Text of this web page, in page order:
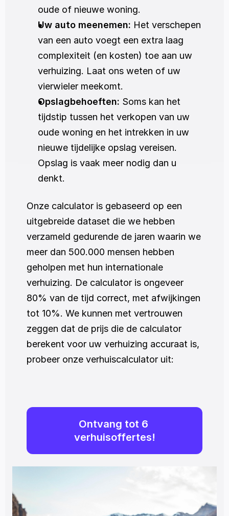
oude of nieuwe woning.
Uw auto meenemen: Het verschepen
van een auto voegt een extra laag
complexiteit (en kosten) toe aan uw
verhuizing. Laat ons weten of uw
vierwieler meekomt.
Opslagbehoeften: Soms kan het
tijdstip tussen het verkopen van uw
oude woning en het intrekken in uw
nieuwe tijdelijke opslag vereisen.
Opslag is vaak meer nodig dan u
denkt.
Onze calculator is gebaseerd op een
uitgebreide dataset die we hebben
verzameld gedurende de jaren waarin we
meer dan 500.000 mensen hebben
geholpen met hun internationale
verhuizing. De calculator is ongeveer
80% van de tijd correct, met afwijkingen
tot 10%. We kunnen met vertrouwen
zeggen dat de prijs die de calculator
berekent voor uw verhuizing accuraat is,
probeer onze verhuiscalculator uit:
Ontvang tot 6
verhuisoffertes!